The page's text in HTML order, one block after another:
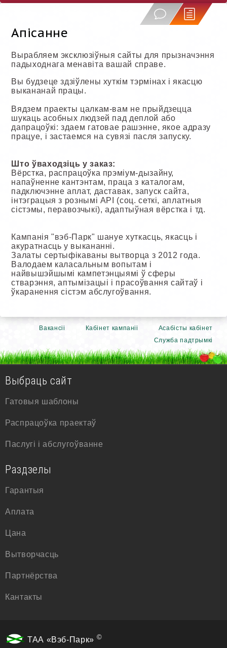
Апісанне
Вырабляем эксклюзіўныя сайты для прызначэння
падыходнага менавіта вашай справе.
Вы будзеце здзіўлены хуткім тэрмінах і якасцю
выкананай працы.
Вядзем праекты цалкам-вам не прыйдзецца
шукаць асобных людзей пад деплой або
дапрацоўкі: здаем гатовае рашэнне, якое адразу
працуе, і застаемся на сувязі пасля запуску.
Што ўваходзіць у заказ:
Вёрстка, распрацоўка прэміум-дызайну,
напаўненне кантэнтам, праца з каталогам,
падключэнне аплат, даставак, запуск сайта,
інтэграцыя з рознымі API (соц. сеткі, аплатныя
сістэмы, перавозчыкі), адаптыўная вёрстка і тд.
Кампанія "вэб-Парк" шануе хуткасць, якасць і
акуратнасць у выкананні.
Залаты сертыфікаваны вытворца з 2012 года.
Валодаем каласальным вопытам і
найвышэйшымі кампетэнцыямі ў сферы
стварэння, аптымізацыі і прасоўвання сайтаў і
ўкаранення сістэм абслугоўвання.
Вакансіі Кабінет кампаніі
Асабісты кабінет
Служба падтрымкі
Выбраць сайт
Гатовыя шаблоны
Распрацоўка праектаў
Паслугі і абслугоўванне
Раздзелы
Гарантыя
Аплата
Цана
Вытворчасць
Партнёрства
Кантакты
ТАА «Вэб-Парк» ©